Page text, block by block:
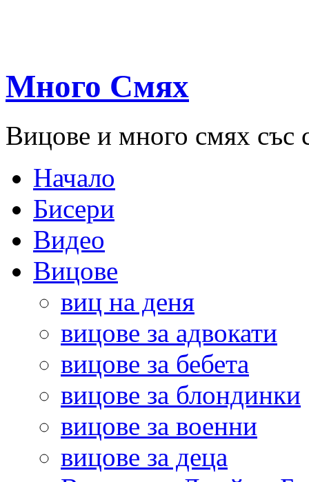
Много Смях
Вицове и много смях със
Начало
Бисери
Видео
Вицове
виц на деня
вицове за адвокати
вицове за бебета
вицове за блондинки
вицове за военни
вицове за деца